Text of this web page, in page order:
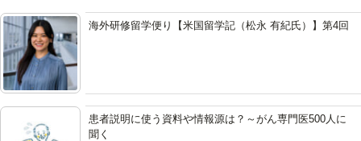
海外研修留学便り【米国留学記（松永 有紀氏）】第4回
患者説明に使う資料や情報源は？～がん専門医500人に
聞く